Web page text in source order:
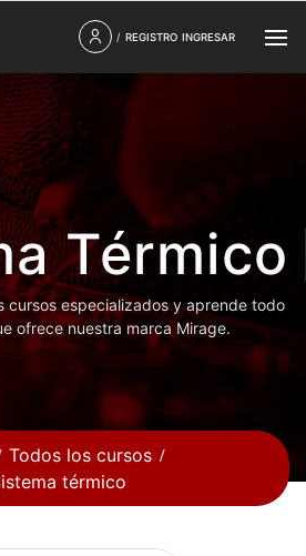
/ REGISTRO INGRESAR
Térmico
cursos especializados y aprende todo
ofrece nuestra marca Mirage.
Todos los cursos
térmico